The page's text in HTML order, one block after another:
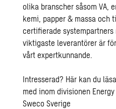
olika branscher såsom VA,
kemi, papper & massa och
certifierade systempartners
viktigaste leverantörer är
vårt expertkunnande.
Intresserad? Här kan du
med inom divisionen
Sweco Sverige